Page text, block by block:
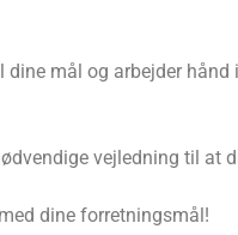
mål og arbejder
vejledning til at
dine forretningsmål!